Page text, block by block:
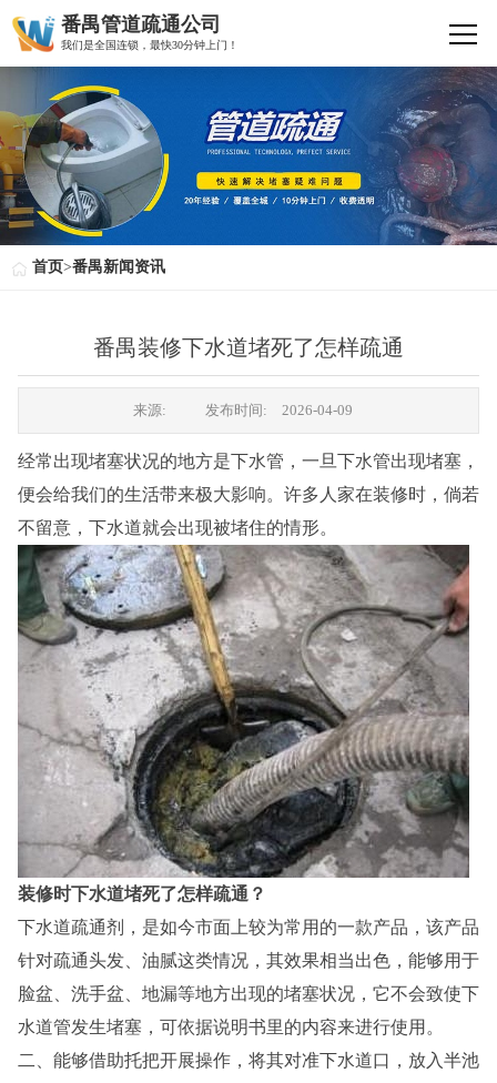
番禺管道疏通公司
我们是全国连锁，最快30分钟上门！
首页>番禺新闻资讯
番禺装修下水道堵死了怎样疏通
来源: 发布时间: 2026-04-09
经常出现堵塞状况的地方是下水管，一旦下水管出现堵塞，
便会给我们的生活带来极大影响。许多人家在装修时，倘若
不留意，下水道就会出现被堵住的情形。
装修时下水道堵死了怎样疏通？
下水道疏通剂，是如今市面上较为常用的一款产品，该产品
针对疏通头发、油腻这类情况，其效果相当出色，能够用于
脸盆、洗手盆、地漏等地方出现的堵塞状况，它不会致使下
水道管发生堵塞，可依据说明书里的内容来进行使用。
二、能够借助托把开展操作，将其对准下水道口，放入半池